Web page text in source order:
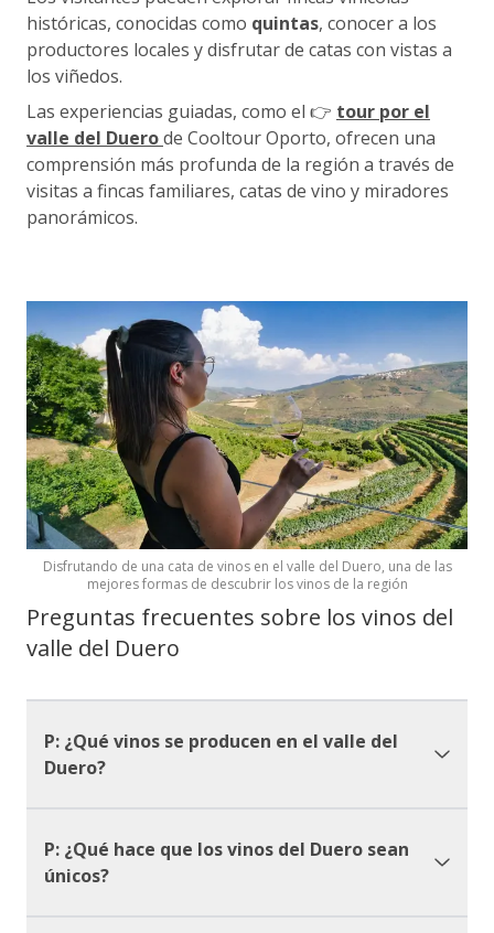
históricas, conocidas como quintas, conocer a los
productores locales y disfrutar de catas con vistas a
los viñedos.
Las experiencias guiadas, como el 👉 tour por el
valle del Duerode Cooltour Oporto, ofrecen una
comprensión más profunda de la región a través de
visitas a fincas familiares, catas de vino y miradores
panorámicos.
Disfrutando de una cata de vinos en el valle del Duero, una de las
mejores formas de descubrir los vinos de la región
Preguntas frecuentes sobre los vinos del
valle del Duero
P: ¿Qué vinos se producen en el valle del
Duero?
P: ¿Qué hace que los vinos del Duero sean
únicos?